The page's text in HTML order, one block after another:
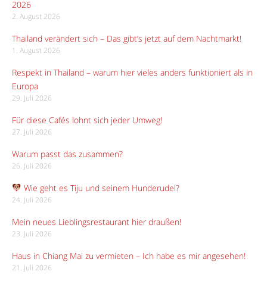
2026
2. August 2026
Thailand verändert sich – Das gibt’s jetzt auf dem Nachtmarkt!
1. August 2026
Respekt in Thailand – warum hier vieles anders funktioniert als in
Europa
29. Juli 2026
Für diese Cafés lohnt sich jeder Umweg!
27. Juli 2026
Warum passt das zusammen?
26. Juli 2026
Wie geht es Tiju und seinem Hunderudel?
24. Juli 2026
Mein neues Lieblingsrestaurant hier draußen!
23. Juli 2026
Haus in Chiang Mai zu vermieten – Ich habe es mir angesehen!
21. Juli 2026